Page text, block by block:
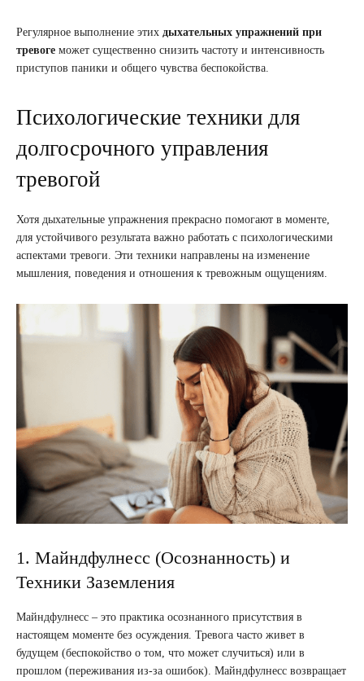
Регулярное выполнение этих дыхательных упражнений при
тревоге может существенно снизить частоту и интенсивность
приступов паники и общего чувства беспокойства.
Психологические техники для
долгосрочного управления
тревогой
Хотя дыхательные упражнения прекрасно помогают в моменте,
для устойчивого результата важно работать с психологическими
аспектами тревоги. Эти техники направлены на изменение
мышления, поведения и отношения к тревожным ощущениям.
1. Майндфулнесс (Осознанность) и
Техники Заземления
Майндфулнесс – это практика осознанного присутствия в
настоящем моменте без осуждения. Тревога часто живет в
будущем (беспокойство о том, что может случиться) или в
прошлом (переживания из-за ошибок). Майндфулнесс возвращает